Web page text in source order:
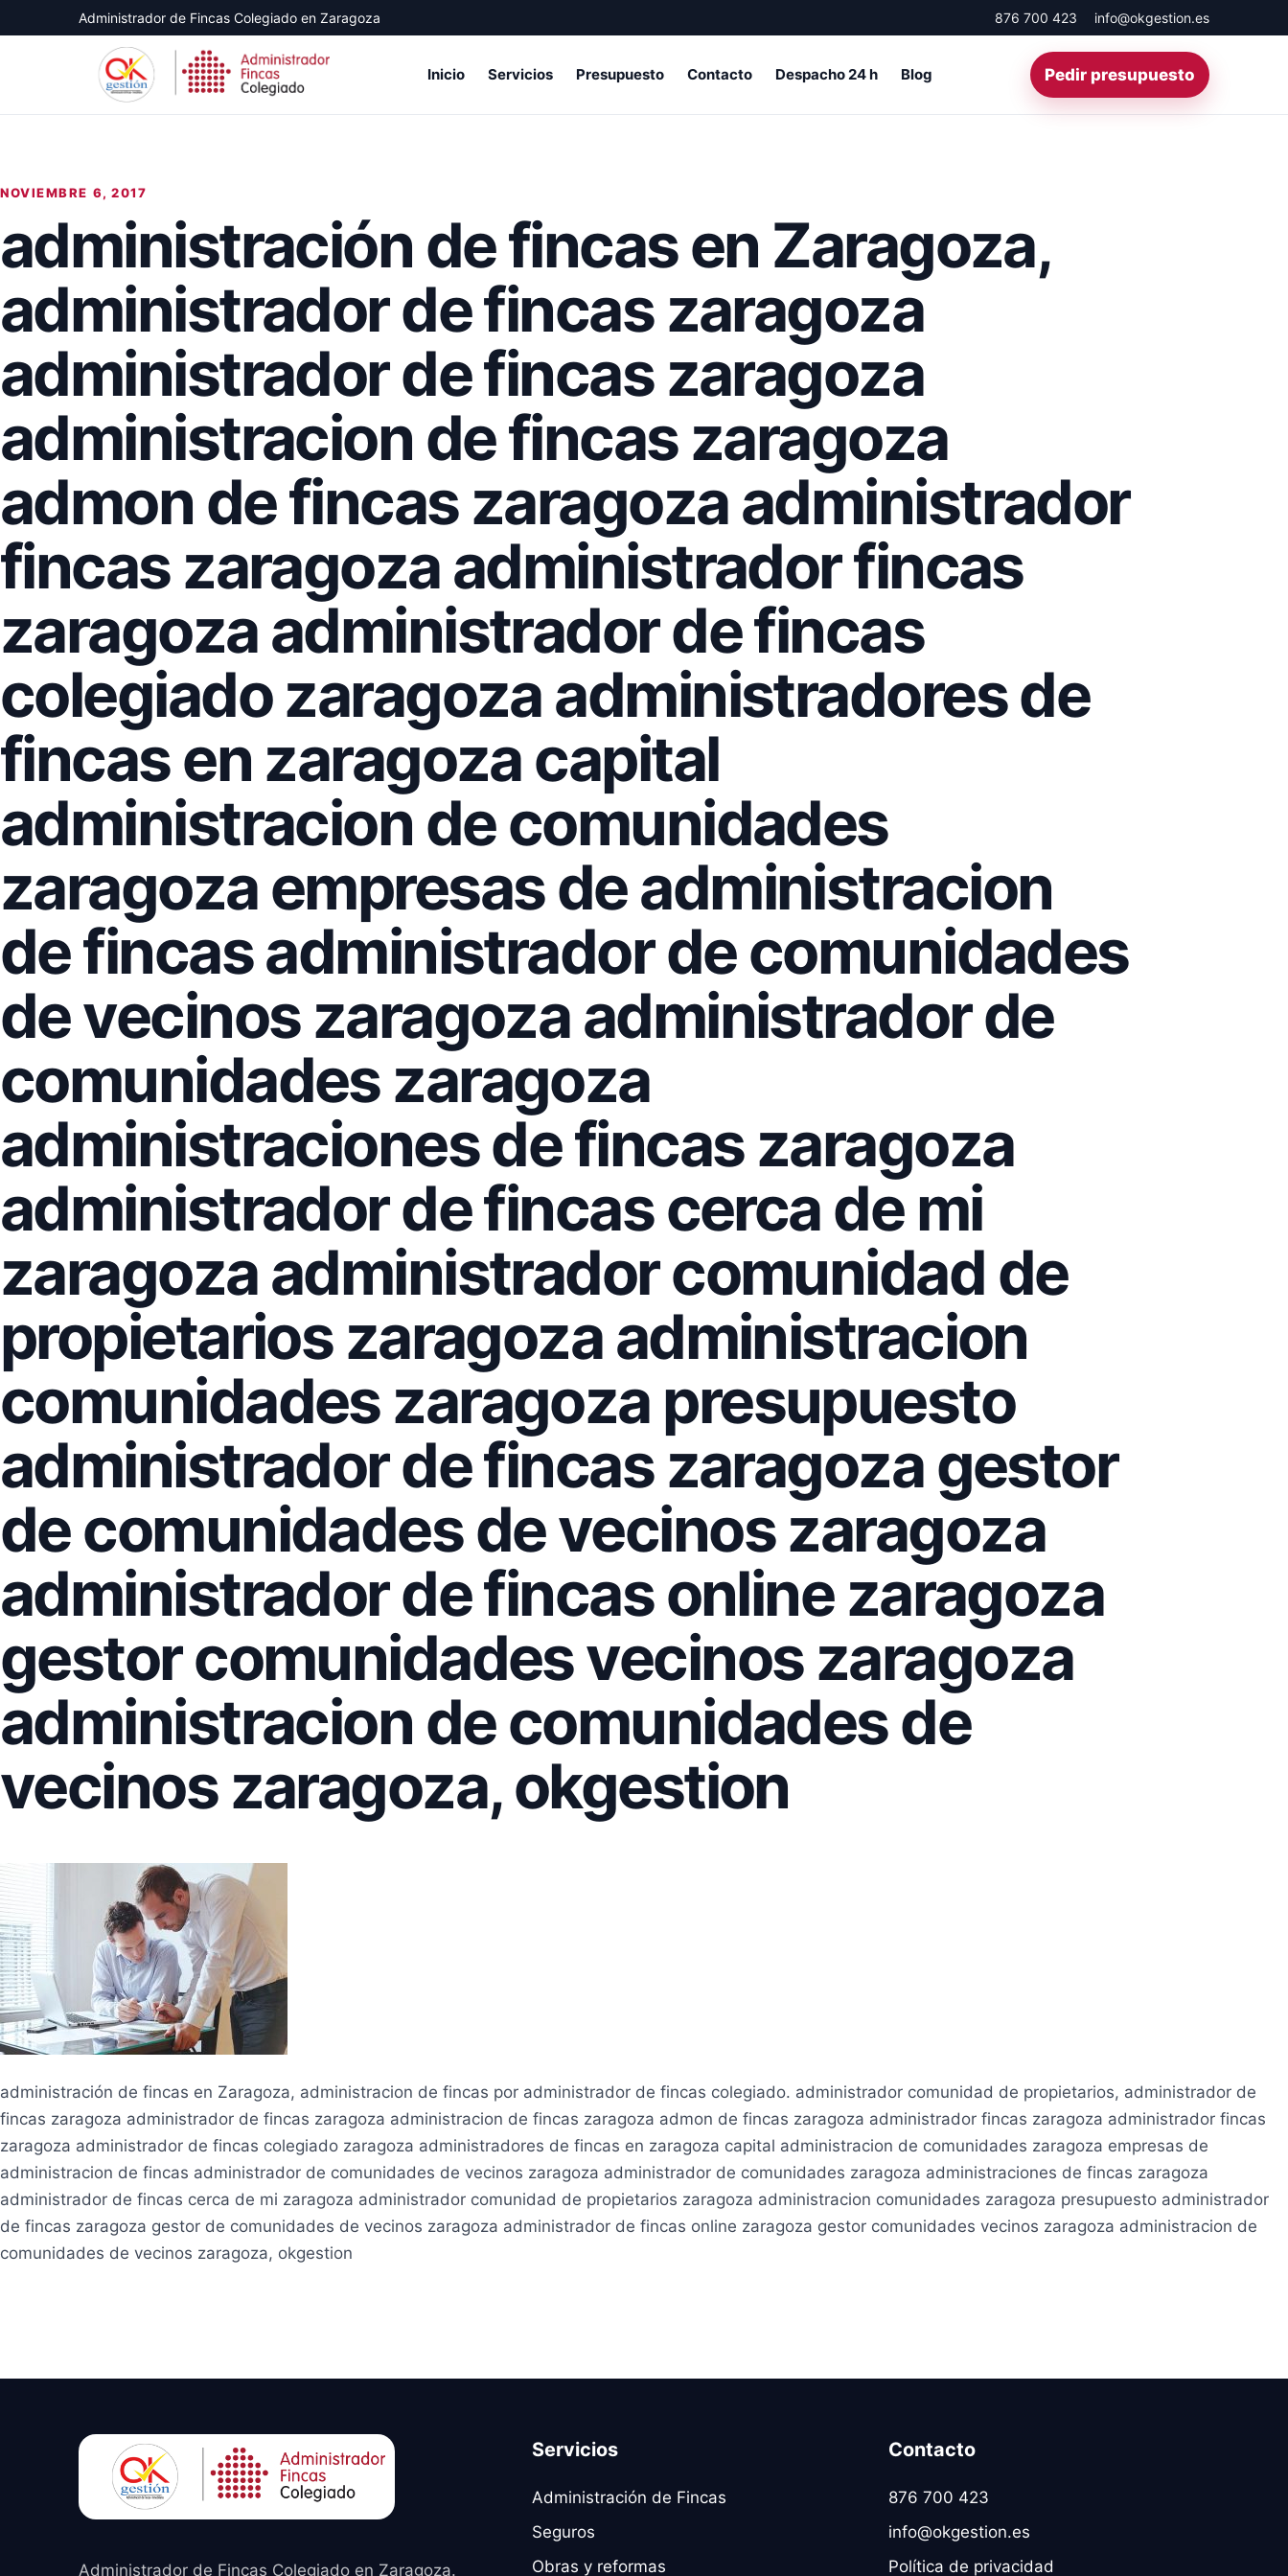
Administrador de Fincas Colegiado en Zaragoza 876 700 423 info@okgestion.es
Inicio Servicios Presupuesto Contacto Despacho 24 h Blog Pedir presupuesto
NOVIEMBRE 6, 2017
administración de fincas en Zaragoza,
administrador de fincas zaragoza
administrador de fincas zaragoza
administracion de fincas zaragoza
admon de fincas zaragoza administrador
fincas zaragoza administrador fincas
zaragoza administrador de fincas
colegiado zaragoza administradores de
fincas en zaragoza capital
administracion de comunidades
zaragoza empresas de administracion
de fincas administrador de comunidades
de vecinos zaragoza administrador de
comunidades zaragoza
administraciones de fincas zaragoza
administrador de fincas cerca de mi
zaragoza administrador comunidad de
propietarios zaragoza administracion
comunidades zaragoza presupuesto
administrador de fincas zaragoza gestor
de comunidades de vecinos zaragoza
administrador de fincas online zaragoza
gestor comunidades vecinos zaragoza
administracion de comunidades de
vecinos zaragoza, okgestion
administración de fincas en Zaragoza, administracion de fincas por administrador de fincas colegiado. administrador comunidad de propietarios, administrador de
fincas zaragoza administrador de fincas zaragoza administracion de fincas zaragoza admon de fincas zaragoza administrador fincas zaragoza administrador fincas
zaragoza administrador de fincas colegiado zaragoza administradores de fincas en zaragoza capital administracion de comunidades zaragoza empresas de
administracion de fincas administrador de comunidades de vecinos zaragoza administrador de comunidades zaragoza administraciones de fincas zaragoza
administrador de fincas cerca de mi zaragoza administrador comunidad de propietarios zaragoza administracion comunidades zaragoza presupuesto administrador
de fincas zaragoza gestor de comunidades de vecinos zaragoza administrador de fincas online zaragoza gestor comunidades vecinos zaragoza administracion de
comunidades de vecinos zaragoza, okgestion
Administrador de Fincas Colegiado en Zaragoza.
Servicios
Administración de Fincas
Seguros
Obras y reformas
Contacto
876 700 423
info@okgestion.es
Política de privacidad